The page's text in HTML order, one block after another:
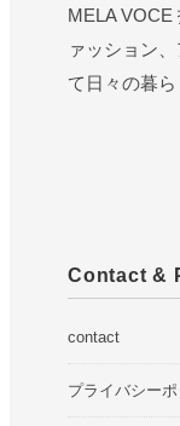
MELA VOCE
ァッション
て日々の暮ら
Contact &
contact
プライバシー